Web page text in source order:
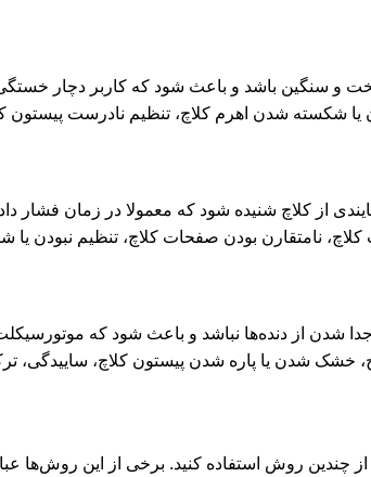
و سنگین باشد و باعث شود که کاربر دچار
یا شکسته شدن اهرم کلاچ، تنظیم نادرست پیستون
از کلاچ شنیده شود که معمولا در زمان
نامتقارن بودن صفحات کلاچ، تنظیم نبودن
جدا شدن از دنده‌ها نباشد و باعث شود که
خشک شدن یا پاره شدن پیستون کلاچ، ساییدگی،
چندین روش استفاده کنید. برخی از این روش‌ها